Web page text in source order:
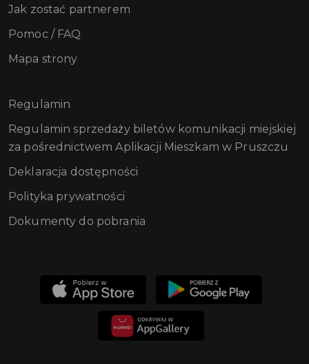
Jak zostać partnerem
Pomoc / FAQ
Mapa strony
Regulamin
Regulamin sprzedaży biletów komunikacji miejskiej
za pośrednictwem Aplikacji Mieszkam w Pruszczu
Deklaracja dostępności
Polityka prywatności
Dokumenty do pobrania